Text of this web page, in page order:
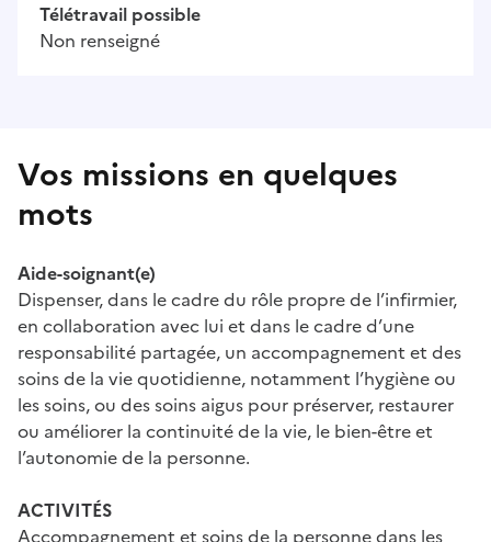
Télétravail possible
Non renseigné
Vos missions en quelques
mots
Aide-soignant(e)
Dispenser, dans le cadre du rôle propre de l’infirmier,
en collaboration avec lui et dans le cadre d’une
responsabilité partagée, un accompagnement et des
soins de la vie quotidienne, notamment l’hygiène ou
les soins, ou des soins aigus pour préserver, restaurer
ou améliorer la continuité de la vie, le bien-être et
l’autonomie de la personne.
ACTIVITÉS
Accompagnement et soins de la personne dans les